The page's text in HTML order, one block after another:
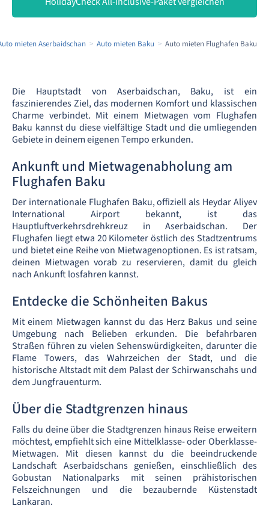
mieten Aserbaidschan Auto mieten Baku Auto mieten Flughafen Baku
Die Hauptstadt von Aserbaidschan, Baku, ist ein
faszinierendes Ziel, das modernen Komfort und klassischen
Charme verbindet. Mit einem Mietwagen vom Flughafen
Baku kannst du diese vielfältige Stadt und die umliegenden
Gebiete in deinem eigenen Tempo erkunden.
Ankunft und Mietwagenabholung am
Flughafen Baku
Der internationale Flughafen Baku, offiziell als Heydar Aliyev
International Airport bekannt, ist das
Hauptluftverkehrsdrehkreuz in Aserbaidschan. Der
Flughafen liegt etwa 20 Kilometer östlich des Stadtzentrums
und bietet eine Reihe von Mietwagenoptionen. Es ist ratsam,
deinen Mietwagen vorab zu reservieren, damit du gleich
nach Ankunft losfahren kannst.
Entdecke die Schönheiten Bakus
Mit einem Mietwagen kannst du das Herz Bakus und seine
Umgebung nach Belieben erkunden. Die befahrbaren
Straßen führen zu vielen Sehenswürdigkeiten, darunter die
Flame Towers, das Wahrzeichen der Stadt, und die
historische Altstadt mit dem Palast der Schirwanschahs und
dem Jungfrauenturm.
Über die Stadtgrenzen hinaus
Falls du deine über die Stadtgrenzen hinaus Reise erweitern
möchtest, empfiehlt sich eine Mittelklasse- oder Oberklasse-
Mietwagen. Mit diesen kannst du die beeindruckende
Landschaft Aserbaidschans genießen, einschließlich des
Gobustan Nationalparks mit seinen prähistorischen
Felszeichnungen und die bezaubernde Küstenstadt
Lankaran.